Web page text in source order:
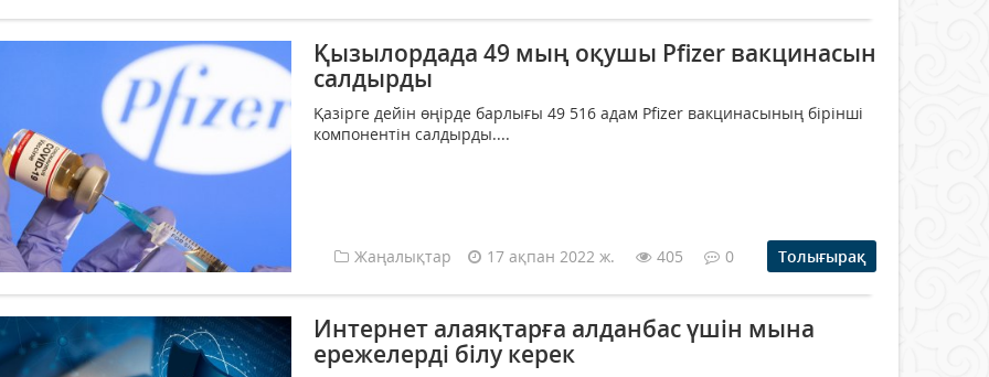
Қызылордада 49 мың оқушы Pfizer вакцинасын
салдырды
Қазірге дейін өңірде барлығы 49 516 адам Pfizer вакцинасының бірінші
компонентін салдырды....
Жаңалықтар 17 ақпан 2022 ж. 405 0 Толығырақ
Интернет алаяқтарға алданбас үшін мына
ережелерді білу керек